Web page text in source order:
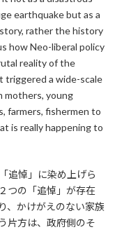
earthquake but as a
rather the history
how Neo-liberal policy
reality of the
triggered a wide-scale
mothers, young
farmers, fishermen to
is really happening to
追悼」に染め上げら
つの「追悼」が存在
、かけがえのない家族
片方は、政府側のそ